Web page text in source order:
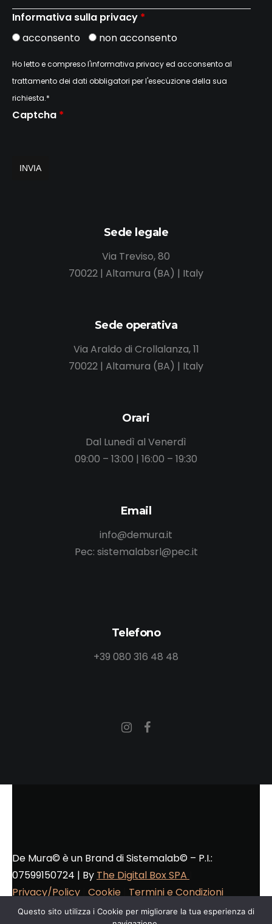
Informativa sulla privacy *
acconsento
non acconsento
Ho letto e compreso l'informativa privacy ed acconsento al
trattamento dei dati obbligatori per l'esecuzione della sua
richiesta.*
Captcha *
Sede legale
Via Treviso, 80
70022 | Altamura (BA) | Italy
Sede operativa
Via Araldo di Crollalanza, 11
70022 | Altamura (BA) | Italy
Orari
Dal Lunedì al Venerdì
09:00 – 13:00 | 16:00 – 19:30
Email
info@demura.it
Pec: sistemalabsrl@pec.it
Telefono
+39 080 316 48 48
De Mura© è un Brand di Sistemalab© – P.I.:
07599150724 | By The Digital Box SPA
Privacy/Policy Cookie Termini e Condizioni
Questo sito utilizza i Cookie per migliorare la tua esperienza di